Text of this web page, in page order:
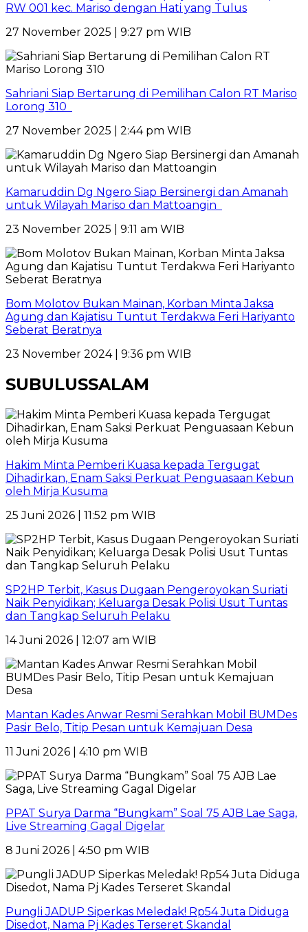
RW 001 kec. Mariso dengan Hati yang Tulus
27 November 2025 | 9:27 pm WIB
Sahriani Siap Bertarung di Pemilihan Calon RT Mariso
Lorong 310
27 November 2025 | 2:44 pm WIB
Kamaruddin Dg Ngero Siap Bersinergi dan Amanah
untuk Wilayah Mariso dan Mattoangin
23 November 2025 | 9:11 am WIB
Bom Molotov Bukan Mainan, Korban Minta Jaksa
Agung dan Kajatisu Tuntut Terdakwa Feri Hariyanto
Seberat Beratnya
23 November 2024 | 9:36 pm WIB
SUBULUSSALAM
Hakim Minta Pemberi Kuasa kepada Tergugat
Dihadirkan, Enam Saksi Perkuat Penguasaan Kebun
oleh Mirja Kusuma
25 Juni 2026 | 11:52 pm WIB
SP2HP Terbit, Kasus Dugaan Pengeroyokan Suriati
Naik Penyidikan; Keluarga Desak Polisi Usut Tuntas
dan Tangkap Seluruh Pelaku
14 Juni 2026 | 12:07 am WIB
Mantan Kades Anwar Resmi Serahkan Mobil BUMDes
Pasir Belo, Titip Pesan untuk Kemajuan Desa
11 Juni 2026 | 4:10 pm WIB
PPAT Surya Darma “Bungkam” Soal 75 AJB Lae Saga,
Live Streaming Gagal Digelar
8 Juni 2026 | 4:50 pm WIB
Pungli JADUP Siperkas Meledak! Rp54 Juta Diduga
Disedot, Nama Pj Kades Terseret Skandal